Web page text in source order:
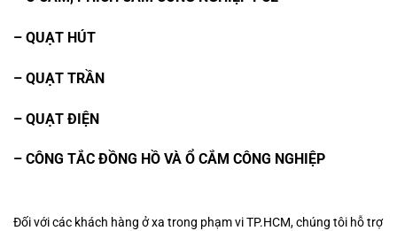
– QUẠT HÚT
– QUẠT TRẦN
– QUẠT ĐIỆN
– CÔNG TẮC ĐỒNG HỒ VÀ Ổ CẮM CÔNG NGHIỆP
Đối với các khách hàng ở xa trong phạm vi TP.HCM, chúng tôi hỗ trợ